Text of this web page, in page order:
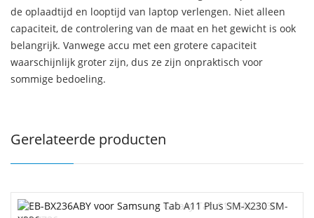
de oplaadtijd en looptijd van laptop verlengen. Niet alleen
capaciteit, de controlering van de maat en het gewicht is ook
belangrijk. Vanwege accu met een grotere capaciteit
waarschijnlijk groter zijn, dus ze zijn onpraktisch voor
sommige bedoeling.
Gerelateerde producten